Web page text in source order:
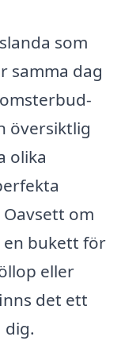
som
samma dag
översiktlig
olika
om
en bukett för
eller
det ett
dig.